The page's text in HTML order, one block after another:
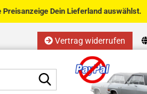
Vertrag widerrufen
Sprache auswählen
Suche...
Dein Lieferland auswählst.